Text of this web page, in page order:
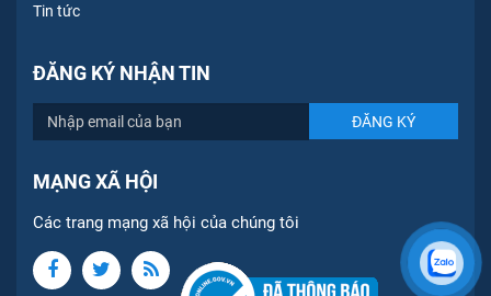
Tin tức
ĐĂNG KÝ NHẬN TIN
MẠNG XÃ HỘI
Các trang mạng xã hội của chúng tôi